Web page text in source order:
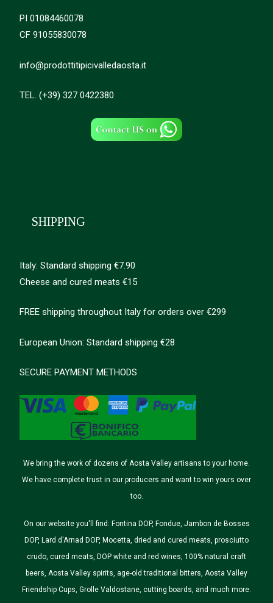
PI 01084460078
CF 91055830078
info@prodottitipicivalledaosta.it
TEL. (+39) 327 0422380
SHIPPING
Italy: Standard shipping €7.90
Cheese and cured meats €15
FREE shipping throughout Italy for orders over €299
European Union: Standard shipping €28
SECURE PAYMENT METHODS
We bring the work of dozens of Aosta Valley artisans to your home.
We have complete trust in our producers and want to win yours over
too.
On our website you'll find: Fontina DOP, Fondue, Jambon de Bosses
DOP, Lard d'Arnad DOP, Mocetta, dried and cured meats, prosciutto
crudo, cured meats, DOP white and red wines, 100% natural craft
beers, Aosta Valley spirits, age-old traditional bitters, Aosta Valley
Friendship Cups, Grolle Valdostane, cutting boards, and much more.